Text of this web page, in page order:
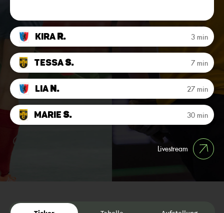
KiraR. 3 min
TessaS. 7 min
LiaN. 27 min
MarieS. 30 min
Livestream